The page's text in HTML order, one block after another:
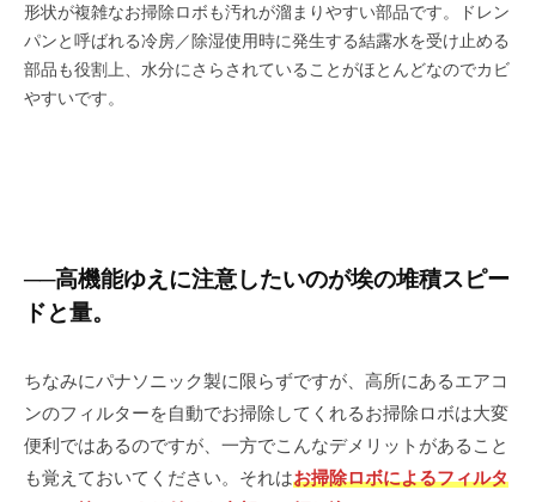
形状が複雑なお掃除ロボも汚れが溜まりやすい部品です。ドレン
パンと呼ばれる冷房／除湿使用時に発生する結露水を受け止める
部品も役割上、水分にさらされていることがほとんどなのでカビ
やすいです。
──高機能ゆえに注意したいのが埃の堆積スピー
ドと量。
ちなみにパナソニック製に限らずですが、高所にあるエアコ
ンのフィルターを自動でお掃除してくれるお掃除ロボは大変
便利ではあるのですが、一方でこんなデメリットがあること
も覚えておいてください。それはお掃除ロボによるフィルタ